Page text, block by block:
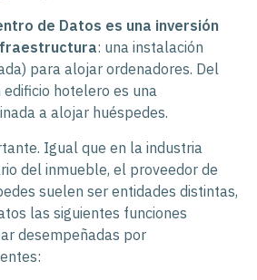
de Datos es una inversión
: una instalación
para alojar ordenadores. Del
hotelero es una
a alojar huéspedes.
Igual que en la industria
del inmueble, el proveedor de
suelen ser entidades distintas,
las siguientes funciones
desempeñadas por